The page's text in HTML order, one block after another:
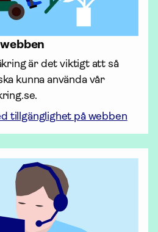
är det viktigt att så
kunna använda vår
tillgänglighet på webben